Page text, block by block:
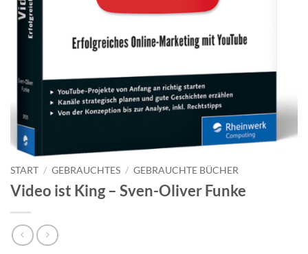
START / GEBRAUCHTES / GEBRAUCHTE BÜCHER
Video ist King – Sven-Oliver Funke